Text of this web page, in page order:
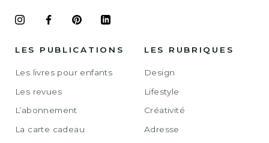
LES PUBLICATIONS
Les livres pour enfants
Les revues
L’abonnement
La carte cadeau
LES RUBRIQUES
Design
Lifestyle
Créativité
Adresse